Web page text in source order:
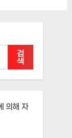
검
색
의해 자